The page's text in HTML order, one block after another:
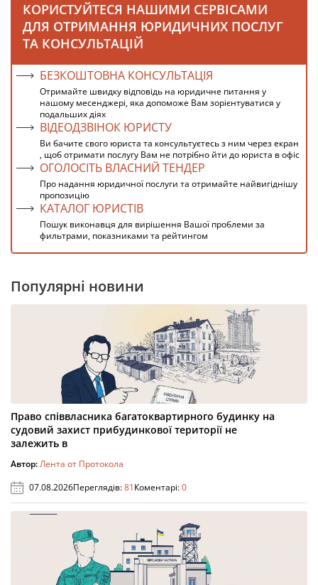
КОРИСТУЙТЕСЯ НАШИМИ СЕРВІСАМИ
ДЛЯ ОТРИМАННЯ ЮРИДИЧНИХ ПОСЛУГ
ТА КОНСУЛЬТАЦІЙ
БЕЗКОШТОВНА КОНСУЛЬТАЦІЯ
Отримайте швидку відповідь на юридичне питання у
нашому месенджері, яка допоможе Вам зорієнтуватися у
подальших діях
ВІДЕОДЗВІНОК ЮРИСТУ
Ви бачите свого юриста та консультуєтесь з ним через екран
, щоб отримати послугу Вам не потрібно йти до юриста в офіс
ОГОЛОСІТЬ ВЛАСНИЙ ТЕНДЕР
Про надання юридичної послуги та отримайте найвигіднішу
пропозицію
КАТАЛОГ ЮРИСТІВ
Пошук виконавця для вирішення Вашої проблеми за
фильтрами, показниками та рейтингом
Популярні новини
Право співвласника багатоквартирного будинку на
судовий захист прибудинкової території не
залежить в
Автор:Лента от Протокола
07.08.2026Переглядів:81Коментарі:0